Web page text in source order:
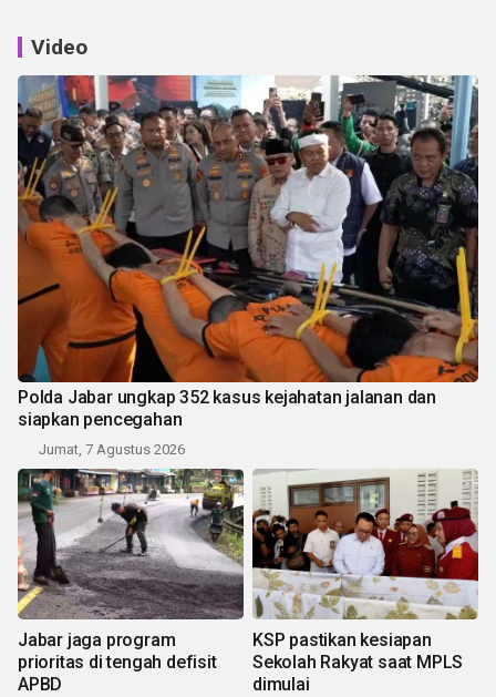
Video
Polda Jabar ungkap 352 kasus kejahatan jalanan dan
siapkan pencegahan
Jumat, 7 Agustus 2026
Jabar jaga program
prioritas di tengah defisit
APBD
KSP pastikan kesiapan
Sekolah Rakyat saat MPLS
dimulai